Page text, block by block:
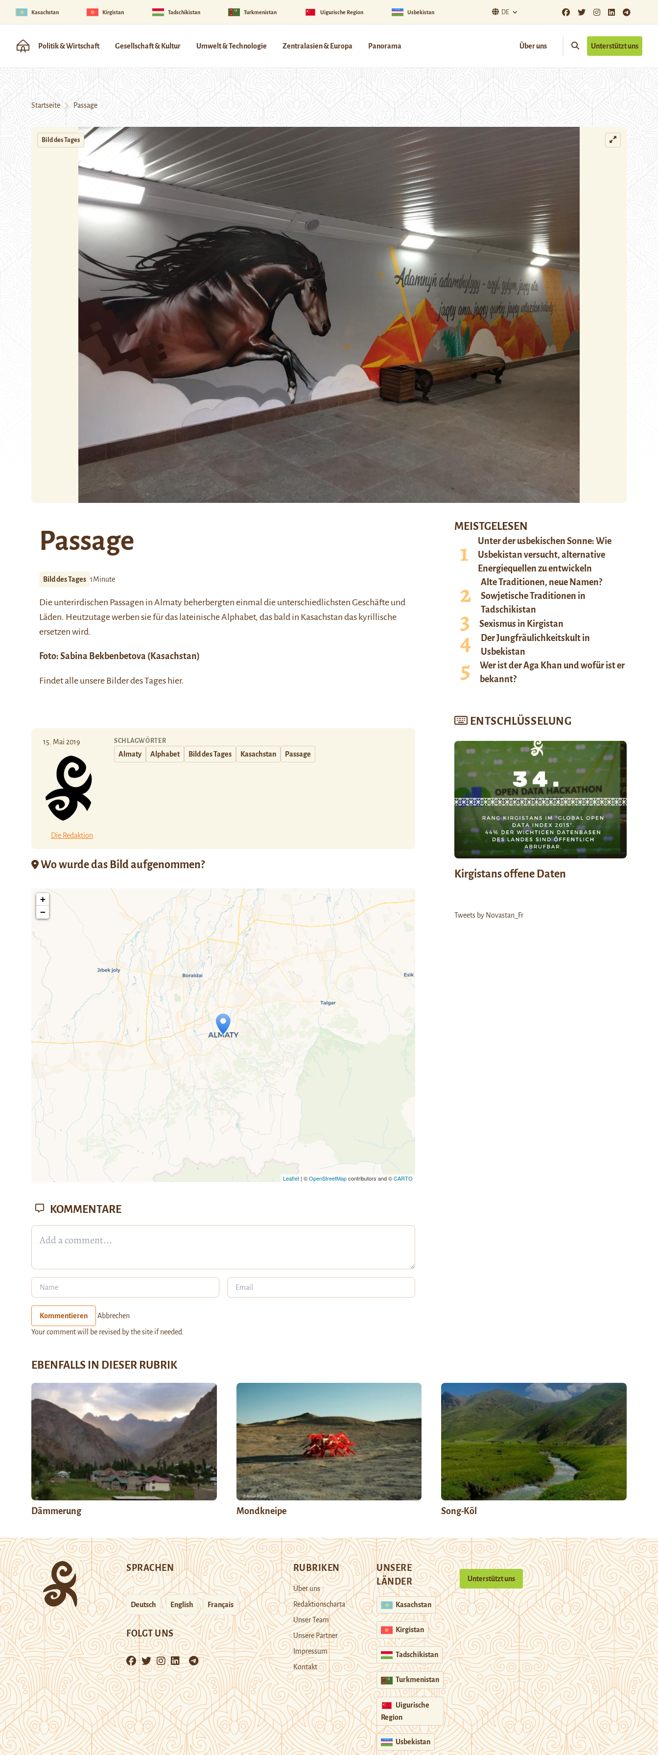
Kasachstan Kirgistan Tadschikistan Turkmenistan Uigurische Region Usbekistan DE
Politik & Wirtschaft Gesellschaft & Kultur Umwelt & Technologie Zentralasien & Europa Panorama Über uns Unterstützt uns
Startseite Passage
Bild des Tages
Passage
Bild des Tages 1Minute
Die unterirdischen Passagen in Almaty beherbergten einmal die unterschiedlichsten Geschäfte und
Läden. Heutzutage werben sie für das lateinische Alphabet, das bald in Kasachstan das kyrillische
ersetzen wird.
Foto: Sabina Bekbenbetova (Kasachstan)
Findet alle unsere Bilder des Tages hier.
15. Mai 2019
Die Redaktion
SCHLAGWÖRTER
Almaty Alphabet Bild des Tages Kasachstan Passage
Wo wurde das Bild aufgenommen?
Travelers' Map wird geladen …
Wenn du dies siehst, nachdem deine Seite vollständig geladen wurde,
fehlen leafletJS-Dateien.
+
−
Leaflet | ©OpenStreetMapcontributors and ©CARTO
MEISTGELESEN
Unter der usbekischen Sonne: Wie
Usbekistan versucht, alternative
Energiequellen zu entwickeln
Alte Traditionen, neue Namen?
Sowjetische Traditionen in
Tadschikistan
Sexismus in Kirgistan
Der Jungfräulichkeitskult in
Usbekistan
Wer ist der Aga Khan und wofür ist er
bekannt?
ENTSCHLÜSSELUNG
Kirgistans offene Daten
Tweets by Novastan_Fr
KOMMENTARE
Kommentieren Abbrechen
Your comment will be revised by the site if needed.
EBENFALLS IN DIESER RUBRIK
Dämmerung Mondkneipe Song-Köl
SPRACHEN
Deutsch English Français
FOLGT UNS
RUBRIKEN
Über uns
Redaktionscharta
Unser Team
Unsere Partner
Impressum
Kontakt
UNSERE
LÄNDER
Kasachstan
Kirgistan
Tadschikistan
Turkmenistan
Uigurische
Region
Usbekistan
Unterstützt uns